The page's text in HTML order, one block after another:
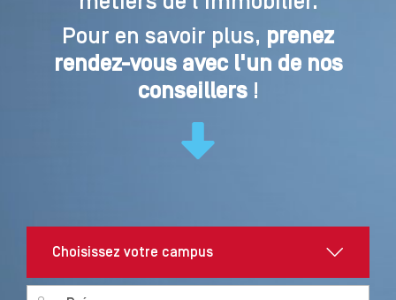
Pour en savoir plus, prenez
rendez-vous avec l'un de nos
conseillers!
First name